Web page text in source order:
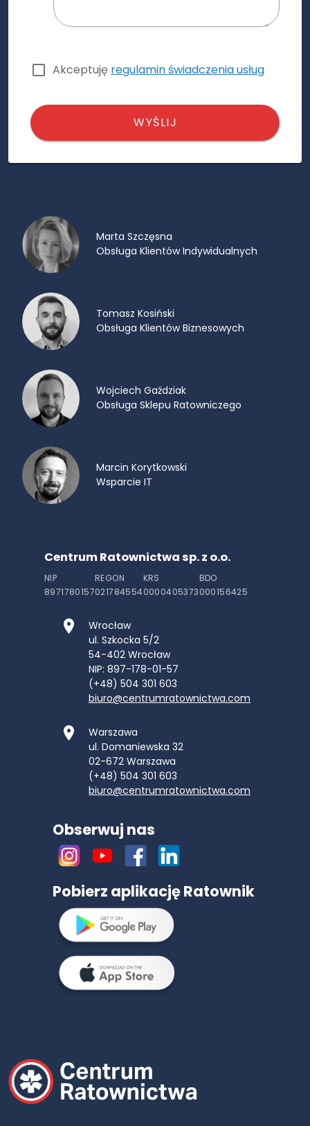
Akceptuję regulamin świadczenia usług
WYŚLIJ
Marta Szczęsna
Obsługa Klientów Indywidualnych
Tomasz Kosiński
Obsługa Klientów Biznesowych
Wojciech Gaździak
Obsługa Sklepu Ratowniczego
Marcin Korytkowski
Wsparcie IT
Centrum Ratownictwa sp. z o.o.
NIP
8971780157
REGON
021784554
KRS
0000405373
BDO
000156425
Wrocław
ul. Szkocka 5/2
54-402 Wrocław
NIP: 897-178-01-57
(+48) 504 301 603
biuro@centrumratownictwa.com
Warszawa
ul. Domaniewska 32
02-672 Warszawa
(+48) 504 301 603
biuro@centrumratownictwa.com
Obserwuj nas
Pobierz aplikację Ratownik